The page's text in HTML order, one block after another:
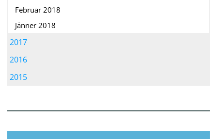
Februar 2018
Jänner 2018
2017
2016
2015